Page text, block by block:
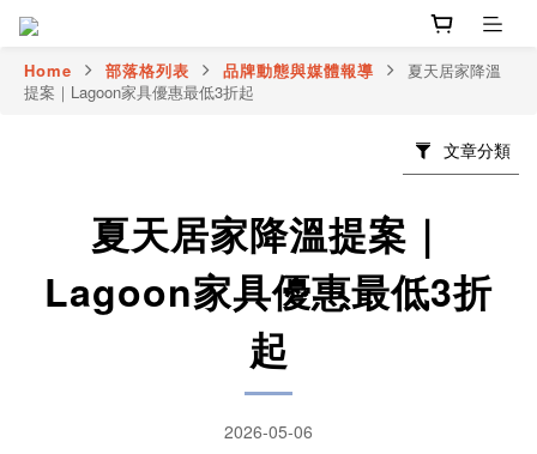
Home 部落格列表 品牌動態與媒體報導
夏天居家降溫
提案｜Lagoon家具優惠最低3折起
文章分類
夏天居家降溫提案｜
Lagoon家具優惠最低3折
起
2026-05-06